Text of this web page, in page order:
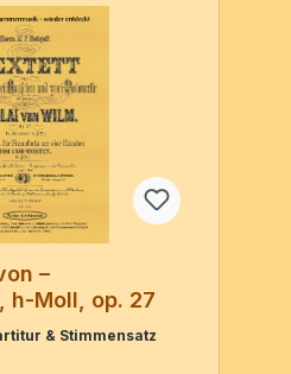
–
h-Moll, op. 27
& Stimmensatz